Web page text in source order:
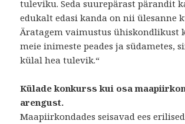
tuleviku. Seda suurepärast pärandit
edukalt edasi kanda on nii ülesanne
Äratagem vaimustus ühiskondlikust
meie inimeste peades ja südametes,
külal hea tulevik.“
Külade konkurss kui osa
arengust.
Maapiirkondades seisavad ees